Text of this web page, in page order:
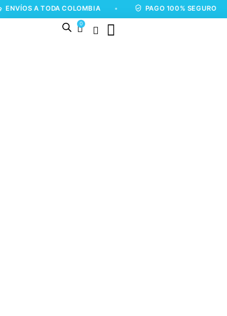
A TODA COLOMBIA • PAGO 100% SEGURO •
0